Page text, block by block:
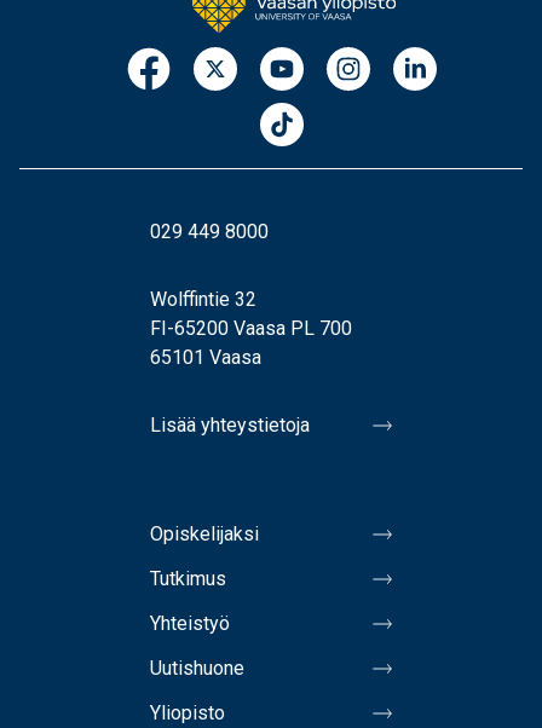
029 449 8000
Wolffintie 32
FI-65200 Vaasa PL 700
65101 Vaasa
Lisää yhteystietoja
Opiskelijaksi
Tutkimus
Yhteistyö
Uutishuone
Yliopisto